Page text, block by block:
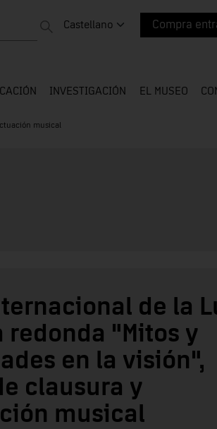
Cambiar idioma. Idioma actual:
Castellano Compra
INVESTIGACIÓN EL MUSEO
musical
de la
redonda "Mitos y
en la visión",
clausura y
musical